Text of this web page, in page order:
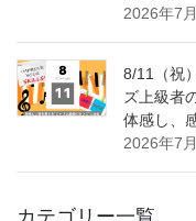
2026年7
8/11（祝
ズ上級者
体感し、
2026年7
カテゴリー一覧